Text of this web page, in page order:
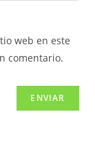
web en este
comentario.